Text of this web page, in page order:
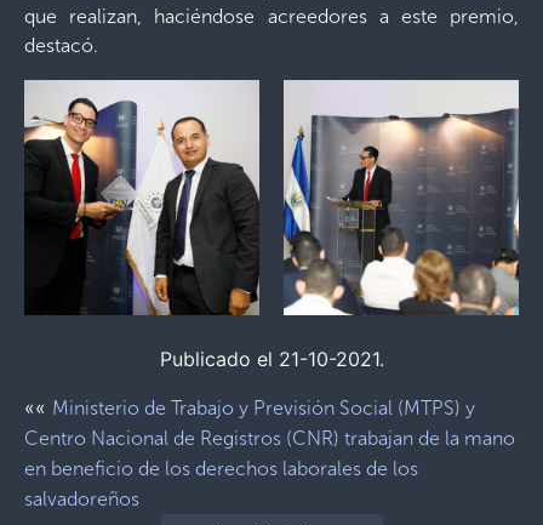
que realizan, haciéndose acreedores a este premio,
destacó.
Publicado el 21-10-2021.
«« Ministerio de Trabajo y Previsión Social (MTPS) y
Centro Nacional de Registros (CNR) trabajan de la mano
en beneficio de los derechos laborales de los
salvadoreños